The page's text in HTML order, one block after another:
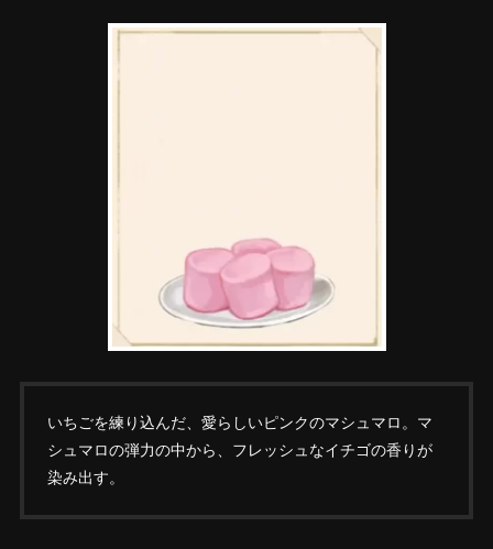
いちごを練り込んだ、愛らしいピンクのマシュマロ。マ
シュマロの弾力の中から、フレッシュなイチゴの香りが
染み出す。